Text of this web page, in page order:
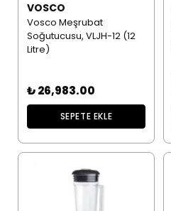
VOSCO
Vosco Meşrubat
Soğutucusu, VLJH-12 (12
Litre)
₺ 26,983.00
SEPETE EKLE